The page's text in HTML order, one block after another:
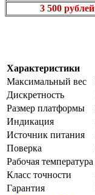
3 500 рублей
Характеристики
Максимальный вес
Дискретность
Размер платформы
Индикация
Источник питания
Поверка
Рабочая температура
Класс точности
Гарантия